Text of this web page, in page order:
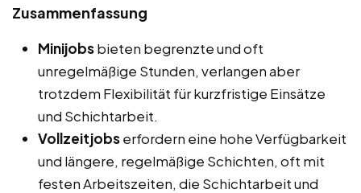
Zusammenfassung
Minijobsbieten begrenzte und oft
unregelmäßige Stunden, verlangen aber
trotzdem Flexibilität für kurzfristige Einsätze
und Schichtarbeit.
Vollzeitjobserfordern eine hohe Verfügbarkeit
und längere, regelmäßige Schichten, oft mit
festen Arbeitszeiten, die Schichtarbeit und